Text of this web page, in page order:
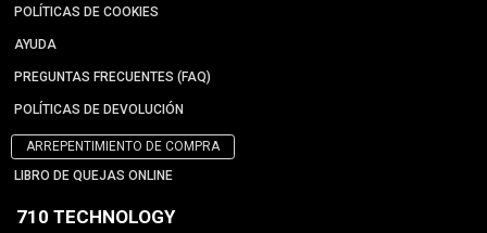
POLÍTICAS DE COOKIES
AYUDA
PREGUNTAS FRECUENTES (FAQ)
POLÍTICAS DE DEVOLUCIÓN
ARREPENTIMIENTO DE COMPRA
LIBRO DE QUEJAS ONLINE
710 TECHNOLOGY